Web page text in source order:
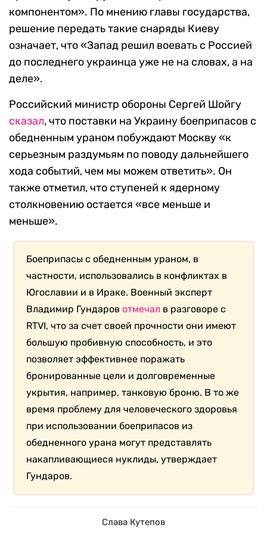
компонентом». По мнению главы государства,
решение передать такие снаряды Киеву
означает, что «Запад решил воевать с Россией
до последнего украинца уже не на словах, а на
деле».
Российский министр обороны Сергей Шойгу
сказал, что поставки на Украину боеприпасов с
обедненным ураном побуждают Москву «к
серьезным раздумьям по поводу дальнейшего
хода событий, чем мы можем ответить». Он
также отметил, что ступеней к ядерному
столкновению остается «все меньше и
меньше».
Боеприпасы с обедненным ураном, в
частности, использовались в конфликтах в
Югославии и в Ираке. Военный эксперт
Владимир Гундаровотмечал в разговоре с
RTVI, что за счет своей прочности они имеют
большую пробивную способность, и это
позволяет эффективнее поражать
бронированные цели и долговременные
укрытия, например, танковую броню. В то же
время проблему для человеческого здоровья
при использовании боеприпасов из
обедненного урана могут представлять
накапливающиеся нуклиды, утверждает
Гундаров.
Слава Кутепов